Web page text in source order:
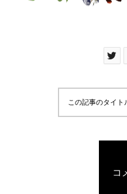
この記事のタイト
コ